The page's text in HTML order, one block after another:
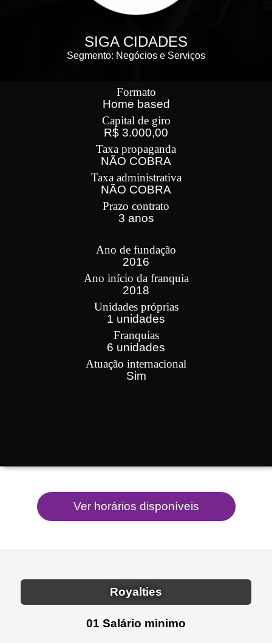
SIGA CIDADES
Segmento: Negócios e Serviços
Formato
Home based
Capital de giro
R$ 3.000,00
Taxa propaganda
NÃO COBRA
Taxa administrativa
NÃO COBRA
Prazo contrato
3 anos
Ano de fundação
2016
Ano início da franquia
2018
Unidades próprias
1 unidades
Franquias
6 unidades
Atuação internacional
Sim
Royalties
01 Salário minimo